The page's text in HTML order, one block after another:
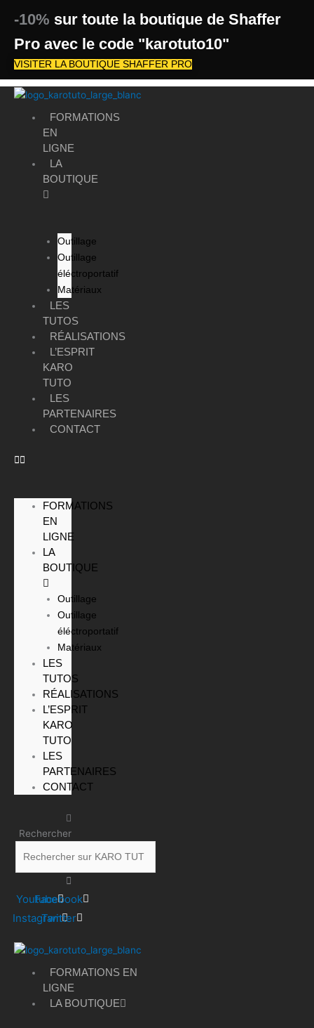
contenu
-10% sur toute la boutique de Shaffer
Pro avec le code "karotuto10"
VISITER LA BOUTIQUE SHAFFER PRO
FORMATIONS
EN
LIGNE
LA
BOUTIQUE
Outillage
Outillage
éléctroportatif
Matériaux
LES
TUTOS
RÉALISATIONS
L’ESPRIT
KARO
TUTO
LES
PARTENAIRES
CONTACT
FORMATIONS
EN
LIGNE
LA
BOUTIQUE
Outillage
Outillage
éléctroportatif
Matériaux
LES
TUTOS
RÉALISATIONS
L’ESPRIT
KARO
TUTO
LES
PARTENAIRES
CONTACT
Rechercher
Youtube
Facebook
Instagram
Twitter
FORMATIONS EN
LIGNE
LA BOUTIQUE